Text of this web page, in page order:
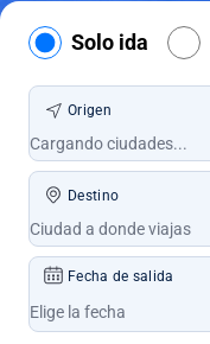
Solo ida
Origen
Destino
Fecha de salida